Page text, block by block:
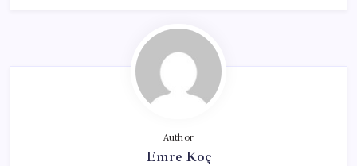
Author
Emre Koç